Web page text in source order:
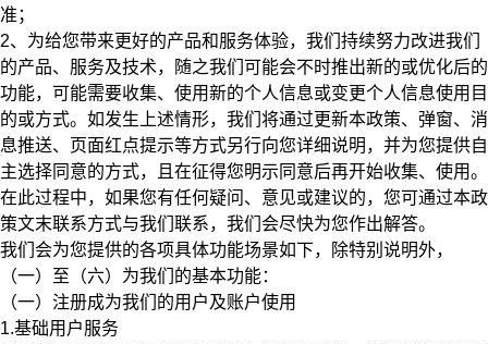
准；
2、 为给您带来更好的产品和服务体验，我们持续努力改进我们
的产品、服务及技术，随之我们可能会不时推出新的或优化后的
功能，可能需要收集、使用新的个人信息或变更个人信息使用目
的或方式。如发生上述情形，我们将通过更新本政策、弹窗、消
息推送、页面红点提示等方式另行向您详细说明，并为您提供自
主选择同意的方式，且在征得您明示同意后再开始收集、使用。
在此过程中，如果您有任何疑问、意见或建议的，您可通过本政
策文末联系方式与我们联系，我们会尽快为您作出解答。
我们会为您提供的各项具体功能场景如下，除特别说明外，
（一）至（六）为我们的基本功能：
（一）注册成为我们的用户及账户使用
1.基础用户服务